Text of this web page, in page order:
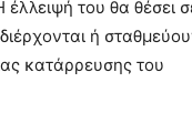
του θα θέσει
ή
κατάρρευσης του